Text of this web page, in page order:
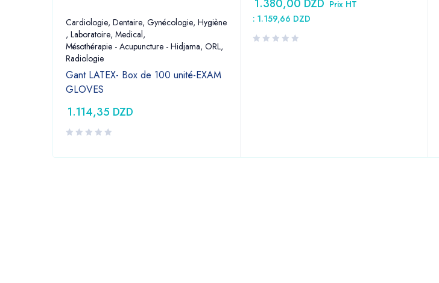
Cardiologie, Dentaire, Gynécologie, Hygiène
, Laboratoire, Medical,
Mésothérapie - Acupuncture - Hidjama, ORL,
Radiologie
Gant LATEX- Box de 100 unité-EXAM
GLOVES
1.114,35 DZD
1.380,00 DZD Prix HT
: 1.159,66 DZD